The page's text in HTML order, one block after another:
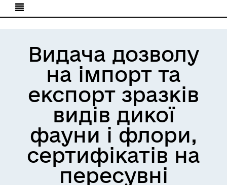
Видача дозволу
на імпорт та
експорт зразків
видів дикої
фауни і флори,
сертифікатів на
пересувні